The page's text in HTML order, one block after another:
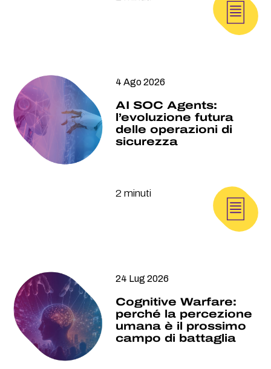
4 Ago 2026
AI SOC Agents:
l’evoluzione futura
delle operazioni di
sicurezza
2 minuti
24 Lug 2026
Cognitive Warfare:
perché la percezione
umana è il prossimo
campo di battaglia